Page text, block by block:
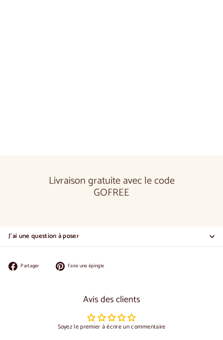
Livraison gratuite avec le code
GOFREE
J'ai une question à poser
Partager PartagerFaire une épingle
Avis des clients
Soyez le premier à écrire un commentaire